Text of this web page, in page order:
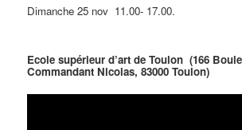
Dimanche 25 nov 11.00- 17.00.
Ecole supérieur d’art de Toulon (166
Commandant Nicolas, 83000 Toulon)